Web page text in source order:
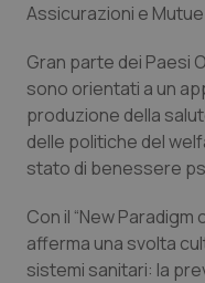
Assicurazioni e
Gran parte dei Paesi
sono orientati a un
produzione della
delle politiche del
stato di benessere
Con il “New Paradigm
afferma una svolta
sistemi sanitari: la